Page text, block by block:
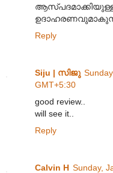
Reply
Siju | സിജു
GMT+5:30
good review..
will see it..
Reply
Calvin H Sunday,